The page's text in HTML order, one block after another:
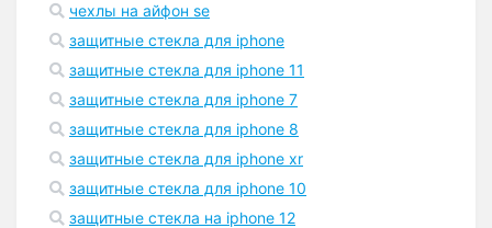
чехлы на айфон se
защитные стекла для iphone
защитные стекла для iphone 11
защитные стекла для iphone 7
защитные стекла для iphone 8
защитные стекла для iphone xr
защитные стекла для iphone 10
защитные стекла на iphone 12